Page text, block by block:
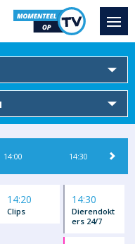
14:00 14:30
14:20
Clips
14:30
Dierendokt
ers 24/7